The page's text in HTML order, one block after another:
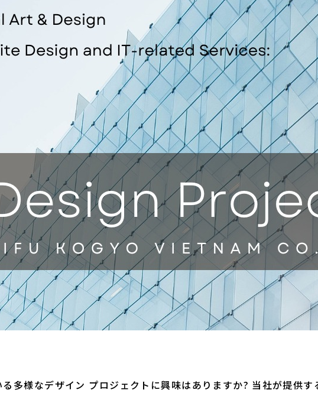
多様なデザイン プロジェクトに興味はありますか? 当社が提供